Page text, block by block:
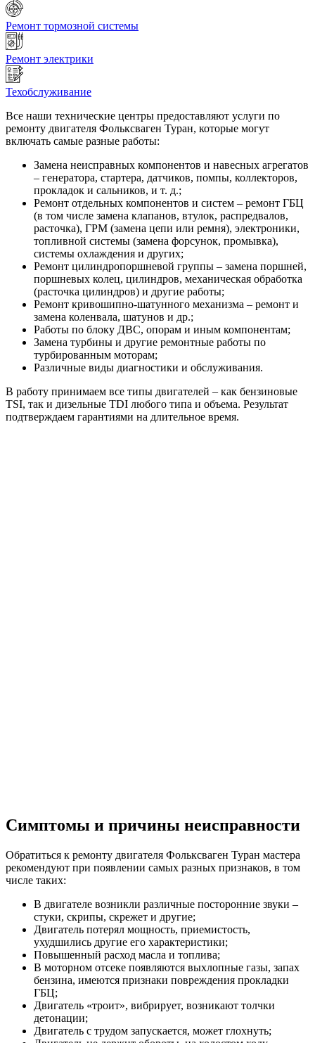
Ремонт тормозной системы
Ремонт электрики
Техобслуживание
Все наши технические центры предоставляют услуги по
ремонту двигателя Фольксваген Туран, которые могут
включать самые разные работы:
Замена неисправных компонентов и навесных агрегатов
– генератора, стартера, датчиков, помпы, коллекторов,
прокладок и сальников, и т. д.;
Ремонт отдельных компонентов и систем – ремонт ГБЦ
(в том числе замена клапанов, втулок, распредвалов,
расточка), ГРМ (замена цепи или ремня), электроники,
топливной системы (замена форсунок, промывка),
системы охлаждения и других;
Ремонт цилиндропоршневой группы – замена поршней,
поршневых колец, цилиндров, механическая обработка
(расточка цилиндров) и другие работы;
Ремонт кривошипно-шатунного механизма – ремонт и
замена коленвала, шатунов и др.;
Работы по блоку ДВС, опорам и иным компонентам;
Замена турбины и другие ремонтные работы по
турбированным моторам;
Различные виды диагностики и обслуживания.
В работу принимаем все типы двигателей – как бензиновые
TSI, так и дизельные TDI любого типа и объема. Результат
подтверждаем гарантиями на длительное время.
Симптомы и причины неисправности
Обратиться к ремонту двигателя Фольксваген Туран мастера
рекомендуют при появлении самых разных признаков, в том
числе таких:
В двигателе возникли различные посторонние звуки –
стуки, скрипы, скрежет и другие;
Двигатель потерял мощность, приемистость,
ухудшились другие его характеристики;
Повышенный расход масла и топлива;
В моторном отсеке появляются выхлопные газы, запах
бензина, имеются признаки повреждения прокладки
ГБЦ;
Двигатель «троит», вибрирует, возникают толчки
детонации;
Двигатель с трудом запускается, может глохнуть;